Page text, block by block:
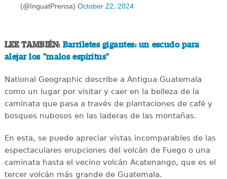
(@InguatPrensa) October 22, 2024
LEE TAMBIÉN: Barriletes gigantes: un escudo para
alejar los "malos espíritus"
National Geographic describe a Antigua Guatemala
como un lugar por visitar y caer en la belleza de la
caminata que pasa a través de plantaciones de café y
bosques nubosos en las laderas de las montañas.
En esta, se puede apreciar vistas incomparables de las
espectaculares erupciones del volcán de Fuego o una
caminata hasta el vecino volcán Acatenango, que es el
tercer volcán más grande de Guatemala.